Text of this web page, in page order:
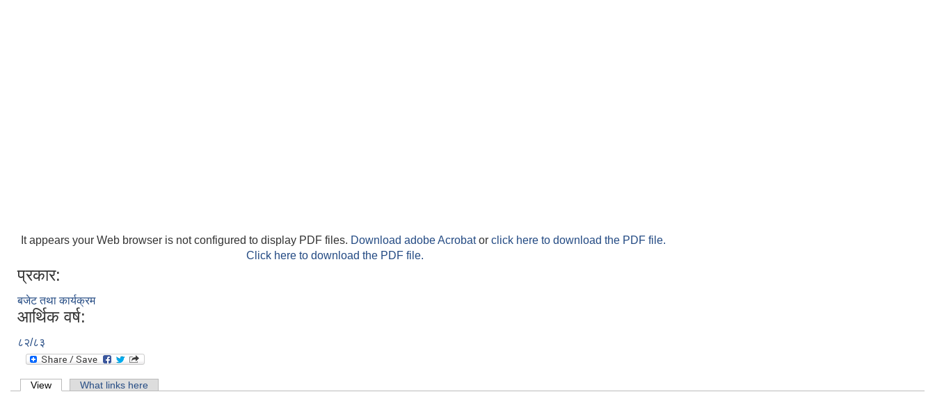
It appears your Web browser is not configured to display PDF files. Download adobe Acrobator click here to download the PDF file.
Click here to download the PDF file.
प्रकार:
बजेट तथा कार्यक्रम
आर्थिक वर्ष:
८२/८३
Primary tabs
View (active tab)What links here